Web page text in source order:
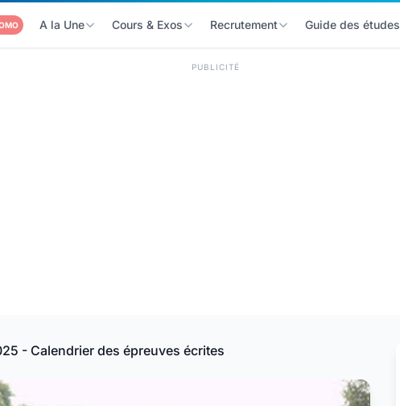
A la Une Cours & Exos Recrutement Guide des études
PUBLICITÉ
- Calendrier des épreuves écrites